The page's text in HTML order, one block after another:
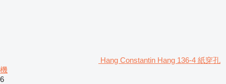
Hang Constantin Hang 136-4 紙穿孔
機
6